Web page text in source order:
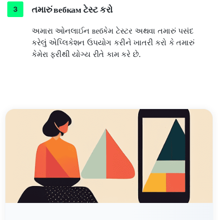
તમારું вебкам ટેસ્ટ કરો
અમારા ઓનલાઈન вебકેમ ટેસ્ટર અથવા તમારું પસંદ
કરેલું એપ્લિકેશન ઉપયોગ કરીને ખાતરી કરો કે તમારું
કેમેરા ફરીથી યોગ્ય રીતે કામ કરે છે.